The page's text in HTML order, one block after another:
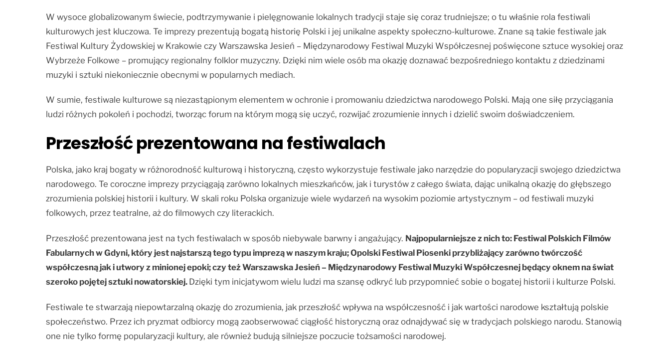
W wysoce globalizowanym świecie, podtrzymywanie i pielęgnowanie lokalnych tradycji staje się coraz trudniejsze; o tu właśnie rola festiwali
kulturowych jest kluczowa. Te imprezy prezentują bogatą historię Polski i jej unikalne aspekty społeczno-kulturowe. Znane są takie festiwale jak
Festiwal Kultury Żydowskiej w Krakowie czy Warszawska Jesień – Międzynarodowy Festiwal Muzyki Współczesnej poświęcone sztuce wysokiej oraz
Wybrzeże Folkowe – promujący regionalny folklor muzyczny. Dzięki nim wiele osób ma okazję doznawać bezpośredniego kontaktu z dziedzinami
muzyki i sztuki niekoniecznie obecnymi w popularnych mediach.
W sumie, festiwale kulturowe są niezastąpionym elementem w ochronie i promowaniu dziedzictwa narodowego Polski. Mają one siłę przyciągania
ludzi różnych pokoleń i pochodzi, tworząc forum na którym mogą się uczyć, rozwijać zrozumienie innych i dzielić swoim doświadczeniem.
Przeszłość prezentowana na festiwalach
Polska, jako kraj bogaty w różnorodność kulturową i historyczną, często wykorzystuje festiwale jako narzędzie do popularyzacji swojego dziedzictwa
narodowego. Te coroczne imprezy przyciągają zarówno lokalnych mieszkańców, jak i turystów z całego świata, dając unikalną okazję do głębszego
zrozumienia polskiej historii i kultury. W skali roku Polska organizuje wiele wydarzeń na wysokim poziomie artystycznym – od festiwali muzyki
folkowych, przez teatralne, aż do filmowych czy literackich.
Przeszłość prezentowana jest na tych festiwalach w sposób niebywale barwny i angażujący. Najpopularniejsze z nich to: Festiwal Polskich Filmów
Fabularnych w Gdyni, który jest najstarszą tego typu imprezą w naszym kraju; Opolski Festiwal Piosenki przybliżający zarówno twórczość
współczesną jak i utwory z minionej epoki; czy też Warszawska Jesień – Międzynarodowy Festiwal Muzyki Współczesnej będący oknem na świat
szeroko pojętej sztuki nowatorskiej. Dzięki tym inicjatywom wielu ludzi ma szansę odkryć lub przypomnieć sobie o bogatej historii i kulturze Polski.
Festiwale te stwarzają niepowtarzalną okazję do zrozumienia, jak przeszłość wpływa na współczesność i jak wartości narodowe kształtują polskie
społeczeństwo. Przez ich pryzmat odbiorcy mogą zaobserwować ciągłość historyczną oraz odnajdywać się w tradycjach polskiego narodu. Stanowią
one nie tylko formę popularyzacji kultury, ale również budują silniejsze poczucie tożsamości narodowej.